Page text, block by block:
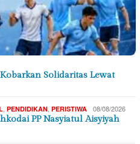
Solidaritas Lewat
, PENDIDIKAN, PERISTIWA 08/08/2026
PP Nasyiatul Aisyiyah